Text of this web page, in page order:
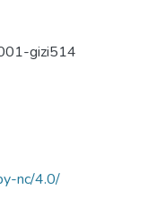
gizi514
nc/4.0/